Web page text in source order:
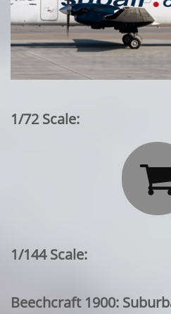
1/72 Scale:
1/144 Scale:
Beechcraft 1900: